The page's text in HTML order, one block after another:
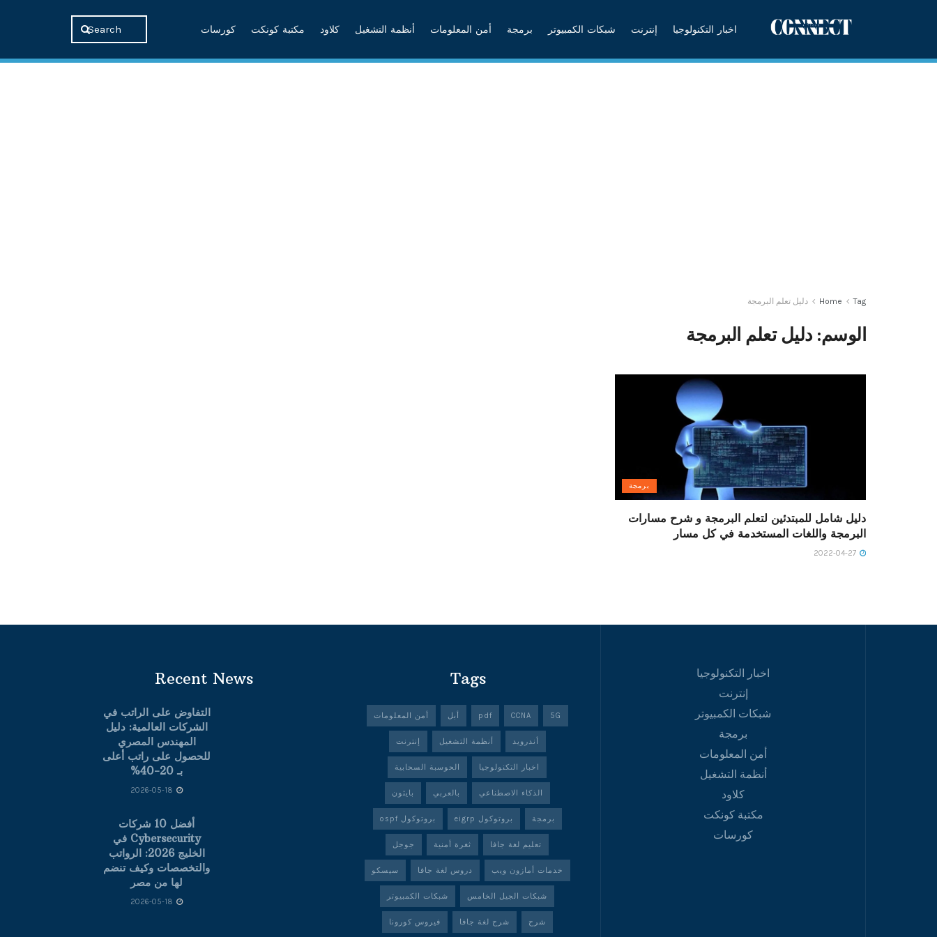
اخبار التكنولوجيا إنترنت شبكات الكمبيوتر برمجة أمن المعلومات أنظمة التشغيل كلاود مكتبة كونكت كورسات
Home Tag دليل تعلم البرمجة
الوسم:دليل تعلم البرمجة
برمجة
دليل شامل للمبتدئين لتعلم البرمجة و شرح مسارات
البرمجة واللغات المستخدمة في كل مسار
اخبار التكنولوجيا
إنترنت
شبكات الكمبيوتر
برمجة
أمن المعلومات
أنظمة التشغيل
كلاود
مكتبة كونكت
كورسات
Tags
5G
CCNA
pdf أبل أمن المعلومات
أندرويد أنظمة التشغيل إنترنت
اخبار التكنولوجيا الحوسبة السحابية
الذكاء الاصطناعي بالعربي بايثون
برمجة بروتوكول eigrp بروتوكول ospf
تعليم لغة جافا ثغرة أمنية جوجل
خدمات أمازون ويب دروس لغة جافا سيسكو
شبكات الجيل الخامس شبكات الكمبيوتر
شرح شرح لغة جافا فيروس كورونا
Recent News
التفاوض على الراتب في
الشركات العالمية: دليل
المهندس المصري
للحصول على راتب أعلى
بـ 20-40%
أفضل 10 شركات
Cybersecurity في
الخليج 2026: الرواتب
والتخصصات وكيف تنضم
لها من مصر